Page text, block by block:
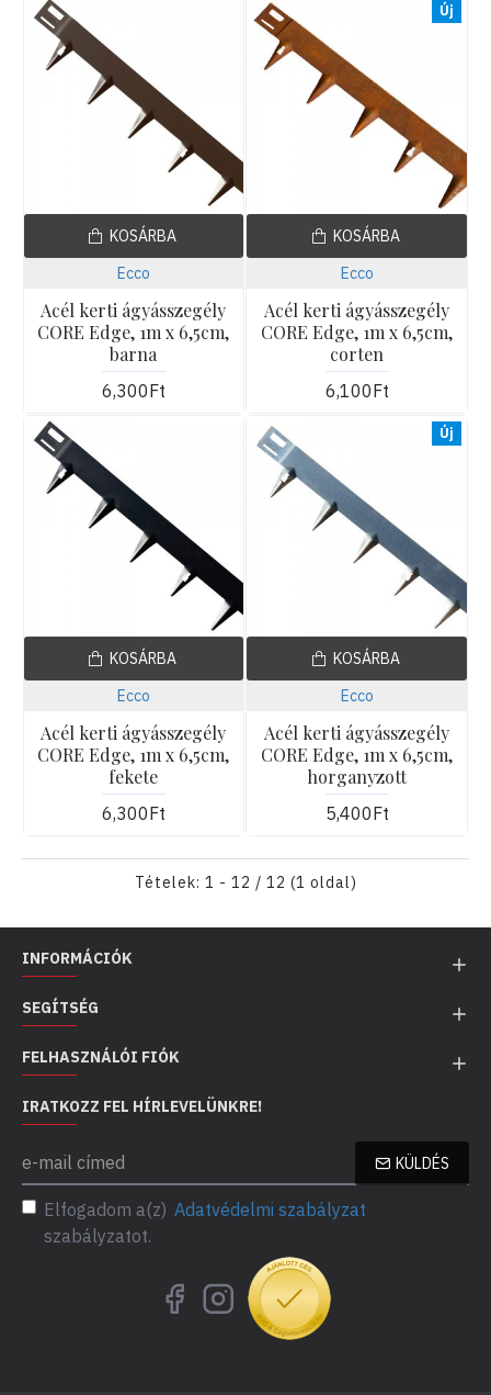
Ecco
Acél kerti ágyásszegély
CORE Edge, 1m x 6,5cm,
barna
6,300Ft
KOSÁRBA
Új
Ecco
Acél kerti ágyásszegély
CORE Edge, 1m x 6,5cm,
corten
6,100Ft
KOSÁRBA
Ecco
Acél kerti ágyásszegély
CORE Edge, 1m x 6,5cm,
fekete
6,300Ft
KOSÁRBA
Új
Ecco
Acél kerti ágyásszegély
CORE Edge, 1m x 6,5cm,
horganyzott
5,400Ft
KOSÁRBA
Tételek: 1 - 12 / 12 (1 oldal)
INFORMÁCIÓK
SEGÍTSÉG
FELHASZNÁLÓI FIÓK
IRATKOZZ FEL HÍRLEVELÜNKRE!
KÜLDÉS
Elfogadom a(z) Adatvédelmi szabályzat
szabályzatot.